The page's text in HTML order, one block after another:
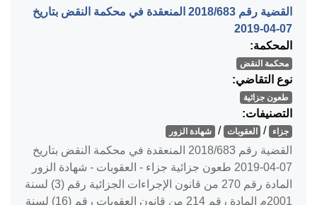
القضية رقم ‎683‏/‎2018‏ المنعقدة في محكمة النقض بتاريخ
‎2019-04-07‏
المحكمة:
محكمة النقض
نوع التقاضي:
طعون جزائية
التصنيفات:
جزاء / العقوبات / شهادة الزور
القضية رقم ‎683‏/‎2018‏ المنعقدة في محكمة النقض بتاريخ
‎2019-04-07‏ طعون جزائية جزاء - العقوبات - شهادة الزور
المادة رقم 270 من قانون الإجراءات الجزائية رقم (3) لسنة
2001م المادة رقم 214 من قانون العقوبات رقم (16) لسنة